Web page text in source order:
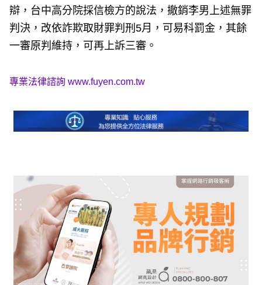
辯，台中高分院採信檢方的說法，撤銷李男上述無罪
判決，改依詐欺取財罪判刑5月，可易科罰金，其餘
一審原判維持，可再上訴三審。
專業法律諮詢www.fuyen.com.tw